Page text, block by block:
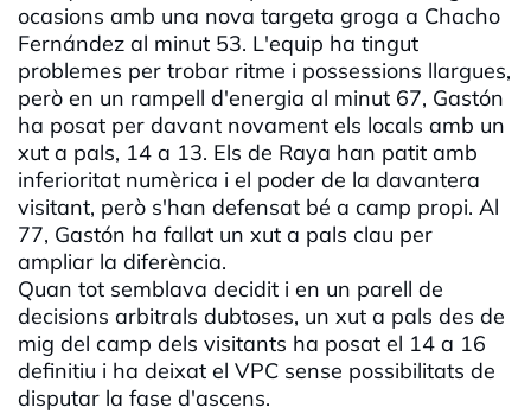
ocasions amb una nova targeta groga a Chacho
Fernández al minut 53. L'equip ha tingut
problemes per trobar ritme i possessions llargues,
però en un rampell d'energia al minut 67, Gastón
ha posat per davant novament els locals amb un
xut a pals, 14 a 13. Els de Raya han patit amb
inferioritat numèrica i el poder de la davantera
visitant, però s'han defensat bé a camp propi. Al
77, Gastón ha fallat un xut a pals clau per
ampliar la diferència.
Quan tot semblava decidit i en un parell de
decisions arbitrals dubtoses, un xut a pals des de
mig del camp dels visitants ha posat el 14 a 16
definitiu i ha deixat el VPC sense possibilitats de
disputar la fase d'ascens.